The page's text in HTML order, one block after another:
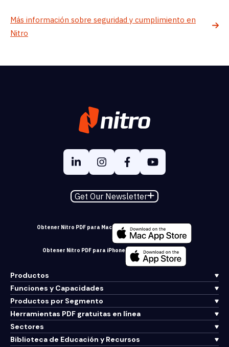
Más información sobre seguridad y cumplimiento en
Nitro
Get Our Newsletter
Obtener Nitro PDF para Mac
Obtener Nitro PDF para iPhone
Productos
Funciones y Capacidades
Productos por Segmento
Herramientas PDF gratuitas en línea
Sectores
Biblioteca de Educación y Recursos